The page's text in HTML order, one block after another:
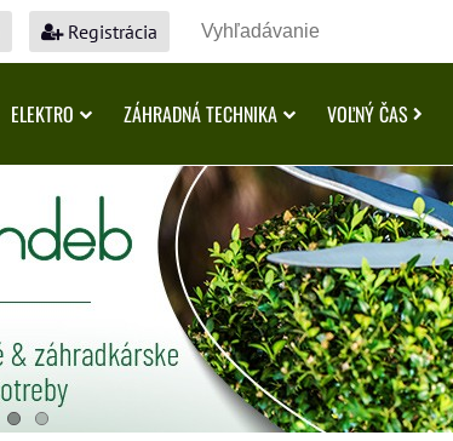
Registrácia
ELEKTRO ZÁHRADNÁ TECHNIKA VOĽNÝ ČAS